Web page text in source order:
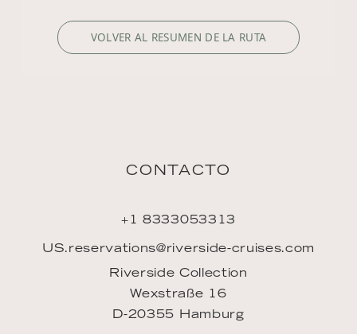
VOLVER AL RESUMEN DE LA RUTA
CONTACTO
+1 8333053313
US.reservations@riverside-cruises.com
Riverside Collection
Wexstraße 16
D-20355 Hamburg